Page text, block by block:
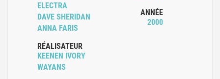
ELECTRA
DAVE SHERIDAN
ANNA FARIS
RÉALISATEUR
KEENEN IVORY
WAYANS
ANNÉE
2000